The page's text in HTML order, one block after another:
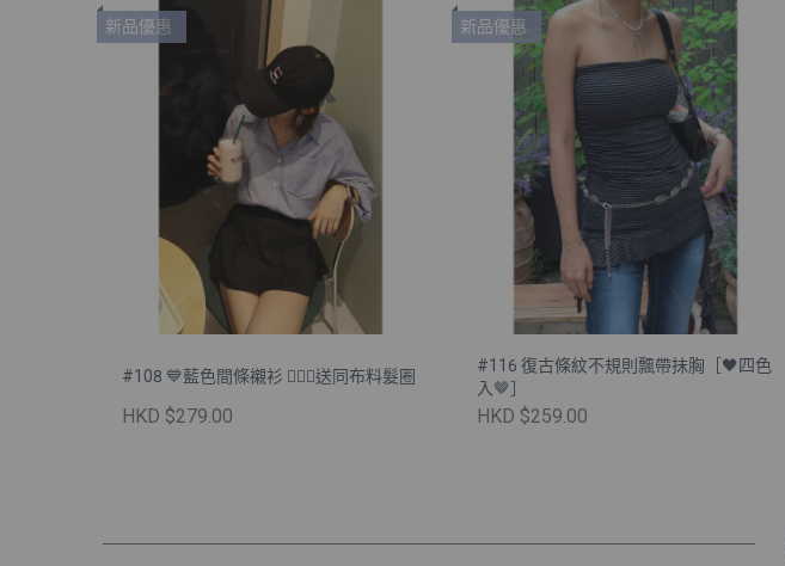
新品優惠
#108 💙藍色間條襯衫 💁🏻‍♀️送同布料髮圈
HKD $279.00
新品優惠
#116 復古條紋不規則飄帶抺胸［🖤四色
入🤎］
HKD $259.00